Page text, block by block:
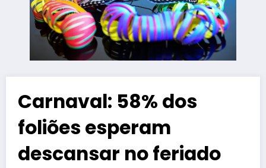
Carnaval: 58% dos
foliões esperam
descansar no feriado